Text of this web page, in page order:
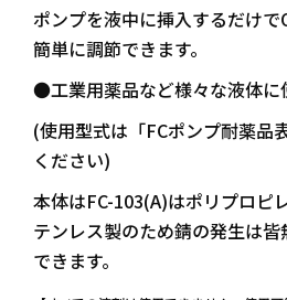
ポンプを液中に挿入するだけ
簡単に調節できます。
●工業用薬品など様々な液体に
(使用型式は「FCポンプ耐薬品
ください)
本体はFC-103(A)はポリプロピ
テンレス製のため錆の発生は
できます。